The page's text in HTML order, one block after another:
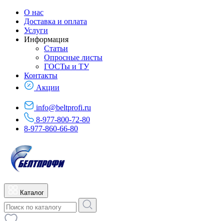
О нас
Доставка и оплата
Услуги
Информация
Статьи
Опросные листы
ГОСТы и ТУ
Контакты
Акции
info@beltprofi.ru
8-977-800-72-80
8-977-860-66-80
Каталог